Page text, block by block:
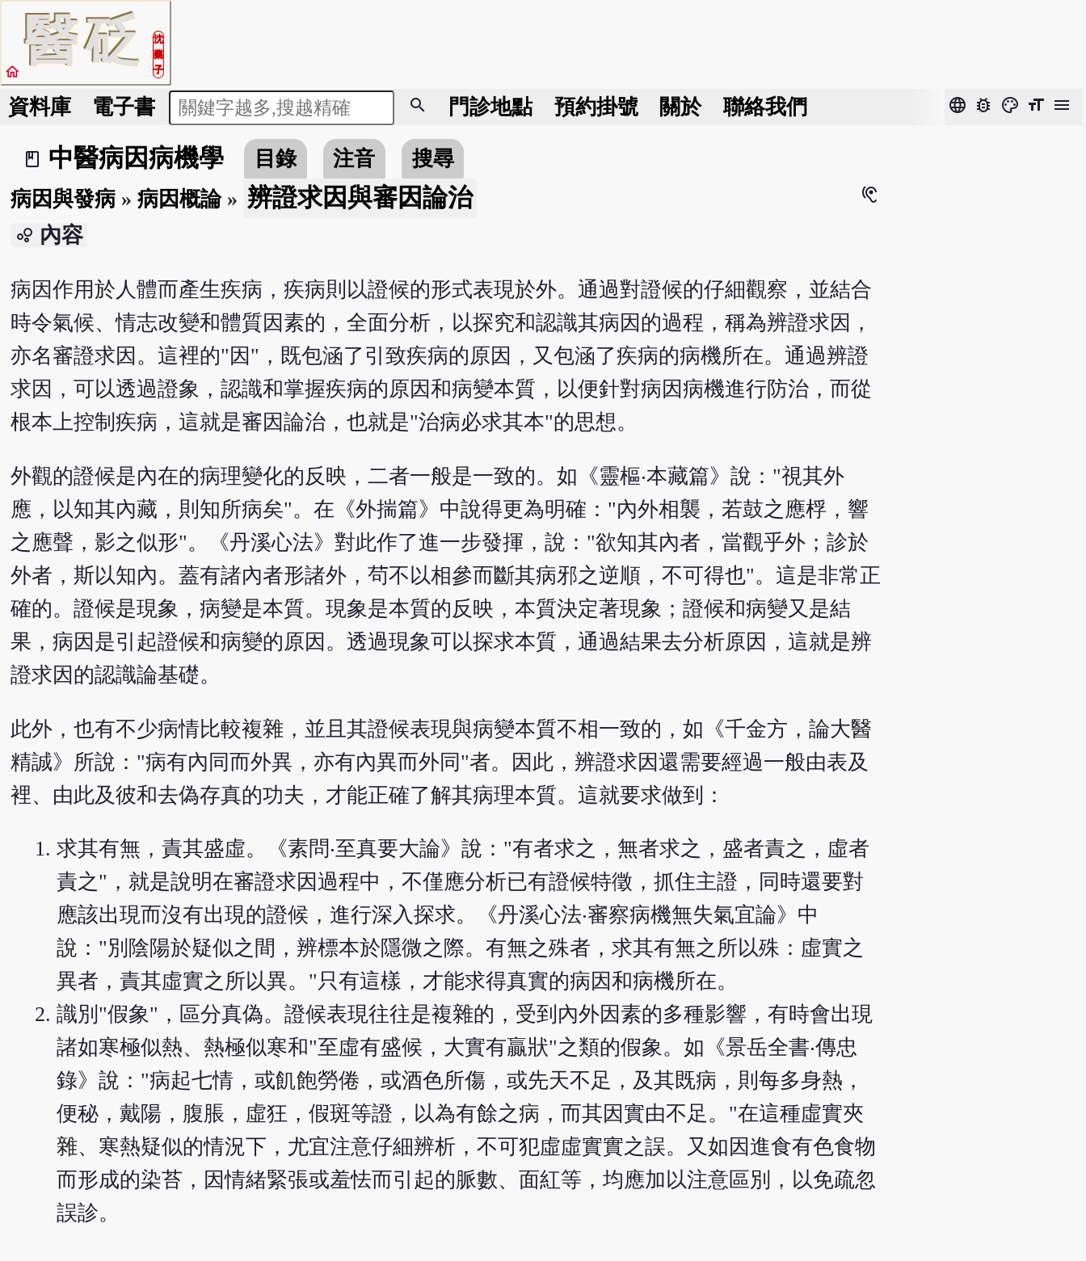
醫砭
沈
藥
子
home
資料庫 電子書 search 門診地點 預約掛號 關於 聯絡我們 language bug_report color_lens format_size menu
book_2
中醫病因病機學 目錄 注音
搜尋
病因與發病» 病因概論» 辨證求因與審因論治 hearing
bubble_chart 內容
病因作用於人體而產生疾病，疾病則以證候的形式表現於外。通過對證候的仔細觀察，並結合
時令氣候、情志改變和體質因素的，全面分析，以探究和認識其病因的過程，稱為辨證求因，
亦名審證求因。這裡的"因"，既包涵了引致疾病的原因，又包涵了疾病的病機所在。通過辨證
求因，可以透過證象，認識和掌握疾病的原因和病變本質，以便針對病因病機進行防治，而從
根本上控制疾病，這就是審因論治，也就是"治病必求其本"的思想。
外觀的證候是內在的病理變化的反映，二者一般是一致的。如《靈樞‧本藏篇》說："視其外
應，以知其內藏，則知所病矣"。在《外揣篇》中說得更為明確："內外相襲，若鼓之應桴，響
之應聲，影之似形"。《丹溪心法》對此作了進一步發揮，說："欲知其內者，當觀乎外；診於
外者，斯以知內。蓋有諸內者形諸外，茍不以相參而斷其病邪之逆順，不可得也"。這是非常正
確的。證候是現象，病變是本質。現象是本質的反映，本質決定著現象；證候和病變又是結
果，病因是引起證候和病變的原因。透過現象可以探求本質，通過結果去分析原因，這就是辨
證求因的認識論基礎。
此外，也有不少病情比較複雜，並且其證候表現與病變本質不相一致的，如《千金方，論大醫
精誠》所說："病有內同而外異，亦有內異而外同"者。因此，辨證求因還需要經過一般由表及
裡、由此及彼和去偽存真的功夫，才能正確了解其病理本質。這就要求做到：
求其有無，責其盛虛。《素問‧至真要大論》說："有者求之，無者求之，盛者責之，虛者
責之"，就是說明在審證求因過程中，不僅應分析已有證候特徵，抓住主證，同時還要對
應該出現而沒有出現的證候，進行深入探求。《丹溪心法‧審察病機無失氣宜論》中
說："別陰陽於疑似之間，辨標本於隱微之際。有無之殊者，求其有無之所以殊：虛實之
異者，責其虛實之所以異。"只有這樣，才能求得真實的病因和病機所在。
識別"假象"，區分真偽。證候表現往往是複雜的，受到內外因素的多種影響，有時會出現
諸如寒極似熱、熱極似寒和"至虛有盛候，大實有贏狀"之類的假象。如《景岳全書‧傳忠
錄》說："病起七情，或飢飽勞倦，或酒色所傷，或先天不足，及其既病，則每多身熱，
便秘，戴陽，腹脹，虛狂，假斑等證，以為有餘之病，而其因實由不足。"在這種虛實夾
雜、寒熱疑似的情況下，尤宜注意仔細辨析，不可犯虛虛實實之誤。又如因進食有色食物
而形成的染苔，因情緒緊張或羞怯而引起的脈數、面紅等，均應加以注意區別，以免疏忽
誤診。